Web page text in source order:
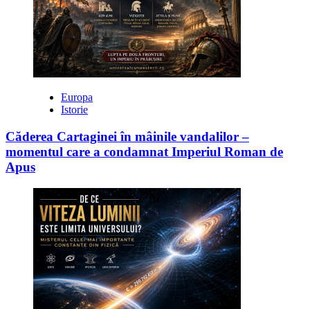
Europa
Istorie
Căderea Cartaginei în mâinile vandalilor –
momentul care a condamnat Imperiul Roman de
Apus